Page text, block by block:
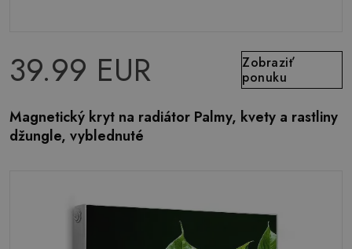
39.99 EUR
Zobraziť
ponuku
Magnetický kryt na radiátor Palmy, kvety a rastliny
džungle, vyblednuté